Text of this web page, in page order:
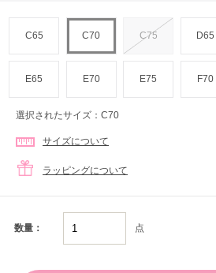
C65 C70 C75 D65
E65 E70 E75 F70
選択されたサイズ：C70
サイズについて
ラッピングについて
数量： 点